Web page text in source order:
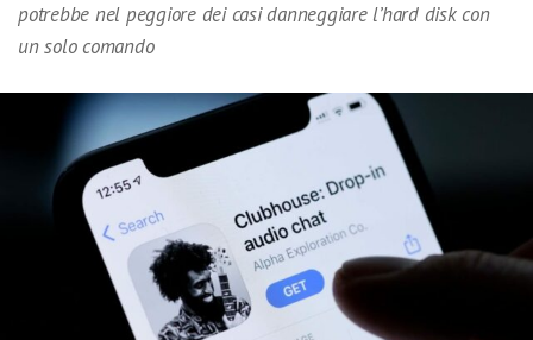
potrebbe nel peggiore dei casi danneggiare l’hard disk con
un solo comando